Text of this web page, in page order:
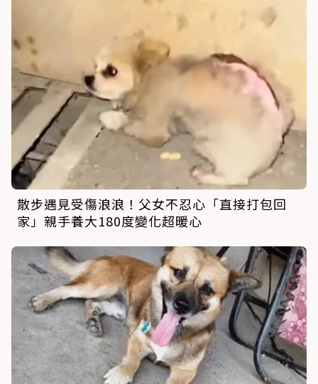
散步遇見受傷浪浪！父女不忍心「直接打包回
家」親手養大180度變化超暖心